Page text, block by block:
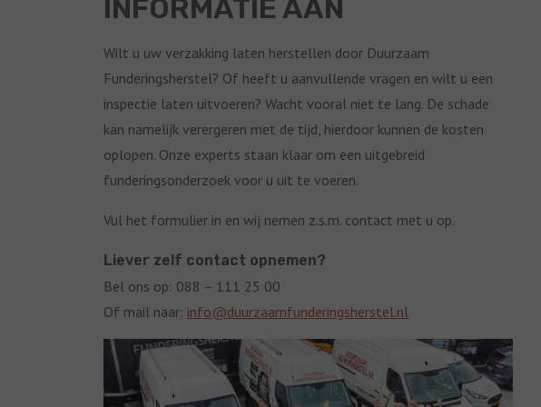
INFORMATIE AAN
Wilt u uw verzakking laten herstellen door Duurzaam
Funderingsherstel? Of heeft u aanvullende vragen en wilt u een
inspectie laten uitvoeren? Wacht vooral niet te lang. De schade
kan namelijk verergeren met de tijd, hierdoor kunnen de kosten
oplopen. Onze experts staan klaar om een uitgebreid
funderingsonderzoek voor u uit te voeren.
Vul het formulier in en wij nemen z.s.m. contact met u op.
Liever zelf contact opnemen?
Bel ons op: 088 – 111 25 00
Of mail naar: info@duurzaamfunderingsherstel.nl